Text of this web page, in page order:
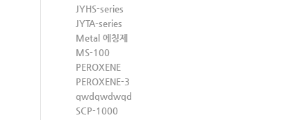
JYHS-series
JYTA-series
Metal 에칭제
MS-100
PEROXENE
PEROXENE-3
qwdqwdwqd
SCP-1000